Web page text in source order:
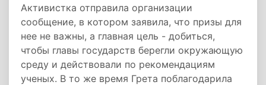
Активистка отправила организации
сообщение, в котором заявила, что призы для
нее не важны, а главная цель - добиться,
чтобы главы государств берегли окружающую
среду и действовали по рекомендациям
ученых. В то же время Грета поблагодарила